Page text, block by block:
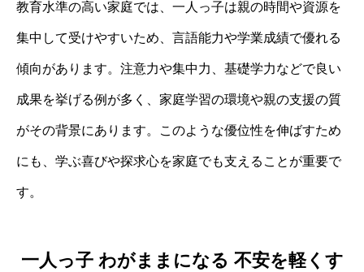
教育水準の高い家庭では、一人っ子は親の時間や資源を
集中して受けやすいため、言語能力や学業成績で優れる
傾向があります。注意力や集中力、基礎学力などで良い
成果を挙げる例が多く、家庭学習の環境や親の支援の質
がその背景にあります。このような優位性を伸ばすため
にも、学ぶ喜びや探求心を家庭でも支えることが重要で
す。
一人っ子 わがままになる 不安を軽くす